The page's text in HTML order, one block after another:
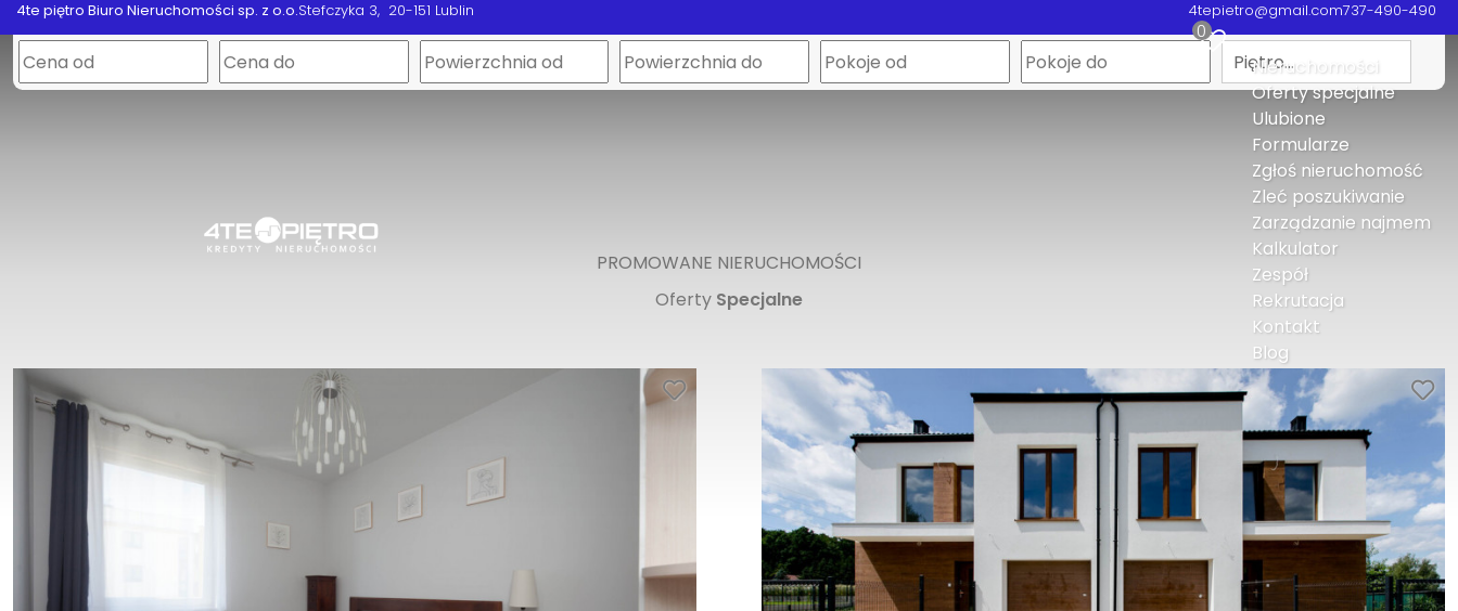
4te piętro Biuro Nieruchomości sp. z o.o.Stefczyka 3 20-151 Lublin 4tepietro@gmail.com737-490-490
0
Nieruchomości
Oferty specjalne
Ulubione
Formularze
Zgłoś nieruchomość
Zleć poszukiwanie
Zarządzanie najmem
Kalkulator
Zespół
Rekrutacja
Kontakt
Blog
Piętro…
PROMOWANE NIERUCHOMOŚCI
Oferty Specjalne